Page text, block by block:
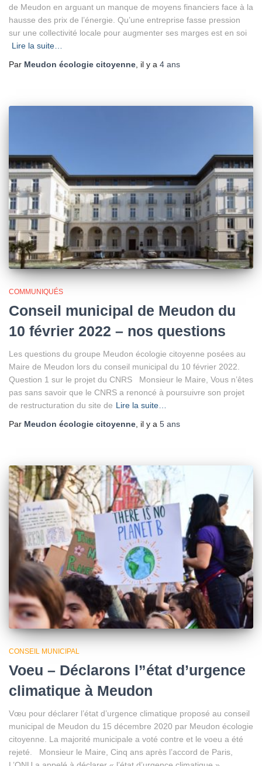
de Meudon en arguant un manque de moyens financiers face à la
hausse des prix de l’énergie. Qu’une entreprise fasse pression
sur une collectivité locale pour augmenter ses marges est en soi
Lire la suite…
Par Meudon écologie citoyenne, il y a 4 ans
COMMUNIQUÉS
Conseil municipal de Meudon du
10 février 2022 – nos questions
Les questions du groupe Meudon écologie citoyenne posées au
Maire de Meudon lors du conseil municipal du 10 février 2022.
Question 1 sur le projet du CNRS Monsieur le Maire, Vous n’êtes
pas sans savoir que le CNRS a renoncé à poursuivre son projet
de restructuration du site de Lire la suite…
Par Meudon écologie citoyenne , il y a 5 ans
CONSEIL MUNICIPAL
Voeu – Déclarons l”état d’urgence
climatique à Meudon
Vœu pour déclarer l’état d’urgence climatique proposé au conseil
municipal de Meudon du 15 décembre 2020 par Meudon écologie
citoyenne. La majorité municipale a voté contre et le voeu a été
rejeté. Monsieur le Maire, Cinq ans après l’accord de Paris,